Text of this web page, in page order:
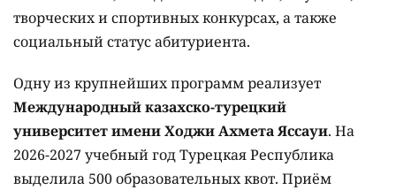
творческих и спортивных конкурсах, а также
социальный статус абитуриента.
Одну из крупнейших программ реализует
Международный казахско-турецкий
университет имени Ходжи Ахмета Яссауи. На
2026-2027 учебный год Турецкая Республика
выделила 500 образовательных квот. Приём